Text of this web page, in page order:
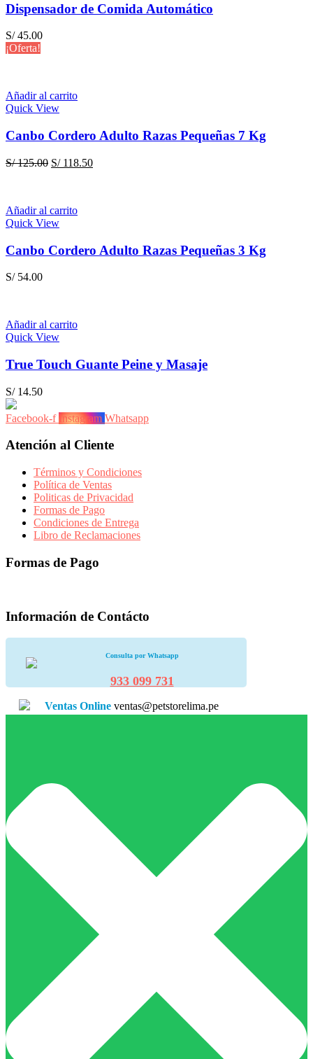
Dispensador de Comida Automático
S/45.00
¡Oferta!
Añadir al carrito
Quick View
Canbo Cordero Adulto Razas Pequeñas 7 Kg
S/125.00 El
S/ 125.00.
S/118.50El
Añadir al carrito
Quick View
Canbo Cordero Adulto Razas Pequeñas 3 Kg
S/54.00
Añadir al carrito
Quick View
True Touch Guante Peine y Masaje
S/14.50
Facebook-f Instagram Whatsapp
Atención al Cliente
Términos y Condiciones
Política de Ventas
Politicas de Privacidad
Formas de Pago
Condiciones de Entrega
Libro de Reclamaciones
Formas de Pago
Información de Contácto
Consulta por Whatsapp
933 099 731
Ventas Online ventas@petstorelima.pe